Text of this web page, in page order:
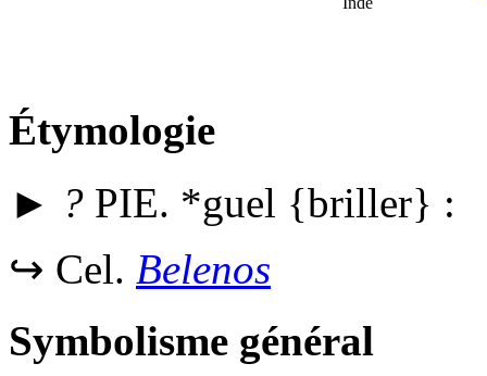
Étymologie
► ? PIE. *guel {briller} :
↪ Cel. Belenos
Symbolisme général